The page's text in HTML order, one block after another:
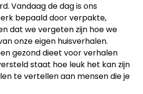
Vandaag de dag is ons
bepaald door verpakte,
dat we vergeten zijn hoe we
onze eigen huisverhalen.
gezond dieet voor verhalen
staat hoe leuk het kan zijn
te vertellen aan mensen die je